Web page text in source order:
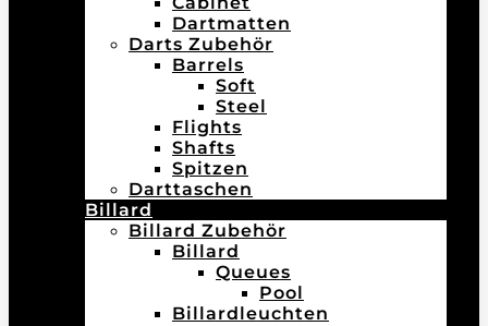
Dartmatten
Darts Zubehör
Barrels
Soft
Steel
Flights
Shafts
Spitzen
Darttaschen
Billard
Billard Zubehör
Billard
Queues
Pool
Billardleuchten